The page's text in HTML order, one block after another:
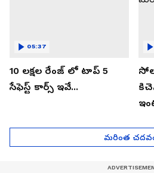
10 లక్షల రేంజ్ లో టాప్ 5
సేఫెస్ట్ కార్స్ ఇవే...
05:37
మరింత